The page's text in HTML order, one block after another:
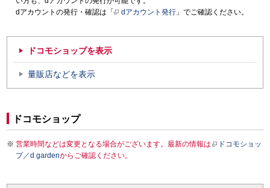
dアカウントの発行・確認は「
dアカウント発行 」でご確認ください。
ドコモショップを表示
量販店などを表示
ドコモショップ
営業時間などは変更となる場合がございます。最新の情報は
ドコモショッ
プ／d gardenからご確認ください。